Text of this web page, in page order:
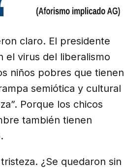
claro. El presidente
el virus del liberalismo
niños pobres que tienen
semiótica y cultural
Porque los chicos
también tienen
¿Se quedaron sin